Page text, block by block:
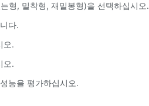
형, 밀착형, 재밀봉형)을 선택하십시오.
다.
오.
오.
능을 평가하십시오.